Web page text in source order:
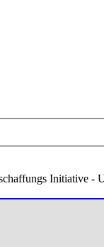
Initiative -